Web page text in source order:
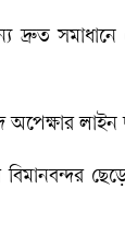
সমাধানে
অপেক্ষার লাইন